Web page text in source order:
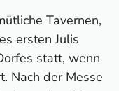
Tavernen,
ersten Julis
statt, wenn
Nach der Messe